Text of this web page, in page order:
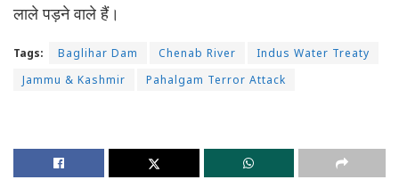
लाले पड़ने वाले हैं।
Tags: Baglihar Dam Chenab River
Indus Water Treaty
Jammu & Kashmir
Pahalgam Terror Attack